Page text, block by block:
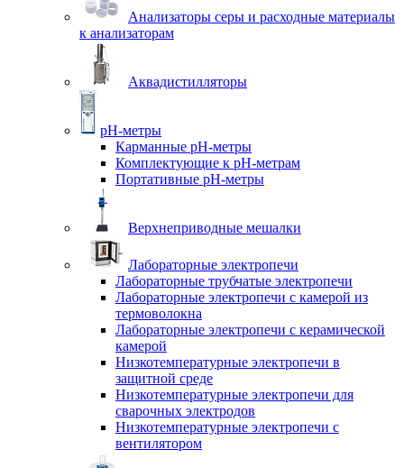
Анализаторы серы и расходные материалы
к анализаторам
Аквадистилляторы
pH-метры
Карманные pH-метры
Комплектующие к pH-метрам
Портативные pH-метры
Верхнеприводные мешалки
Лабораторные электропечи
Лабораторные трубчатые электропечи
Лабораторные электропечи с камерой из
термоволокна
Лабораторные электропечи с керамической
камерой
Низкотемпературные электропечи в
защитной среде
Низкотемпературные электропечи для
cварочных электродов
Низкотемпературные электропечи с
вентилятором